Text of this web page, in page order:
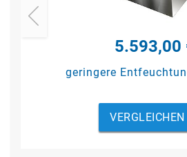
5.593,00
geringere
VERGLEICHEN